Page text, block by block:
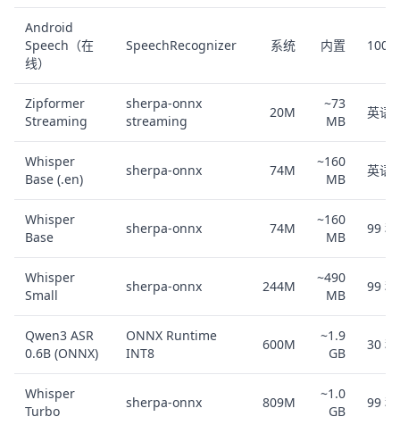
Android
Speech（在
线）
SpeechRecognizer 系统 内置 100+
Zipformer
Streaming
sherpa-onnx
streaming
20M
~73
MB
英语
Whisper
Base (.en)
sherpa-onnx 74M
~160
MB
英语
Whisper
Base
sherpa-onnx 74M
~160
MB
99
Whisper
Small
sherpa-onnx 244M
~490
MB
99
Qwen3 ASR
0.6B (ONNX)
ONNX Runtime
INT8
600M
~1.9
GB
30
Whisper
Turbo
sherpa-onnx 809M
~1.0
GB
99